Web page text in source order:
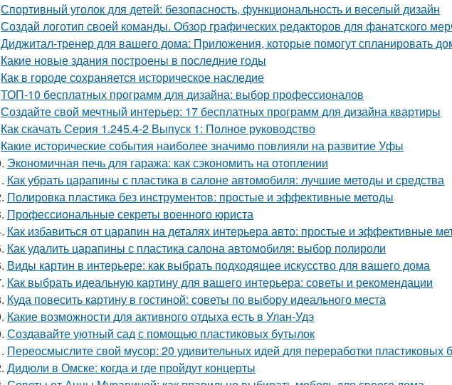
Спортивный уголок для детей: безопасность, функциональность и веселый дизайн
Создай логотип своей команды. Обзор графических редакторов для фанатского
Диджитал-тренер для вашего дома: Приложения, которые помогут спланировать
Какие новые здания построены в последние годы
Как в городе сохраняется историческое наследие
ТОП-10 бесплатных программ для дизайна: выбор профессионалов
Создайте свой мечтный интерьер: 17 бесплатных программ для дизайна квартиры
Как скачать Серия 1.245.4-2 Выпуск 1: Полное руководство
Какие исторические события наиболее значимо повлияли на развитие Уфы
Экономичная печь для гаража: как сэкономить на отоплении
Как убрать царапины с пластика в салоне автомобиля: лучшие методы и средства
Полировка пластика без инструментов: простые и эффективные методы
Профессиональные секреты военного юриста
Как избавиться от царапин на деталях интерьера авто: простые и эффективные
Как удалить царапины с пластика салона автомобиля: выбор полироли
Виды картин в интерьере: как выбрать подходящее искусство для вашего дома
Как выбрать идеальную картину для вашего интерьера: советы и рекомендации
Куда повесить картину в гостиной: советы по выбору идеального места
Какие возможности для активного отдыха есть в Улан-Удэ
Создавайте уютный сад с помощью пластиковых бутылок
Переосмыслите свой мусор: 20 удивительных идей для переработки пластиковых
Дидюли в Омске: когда и где пройдут концерты